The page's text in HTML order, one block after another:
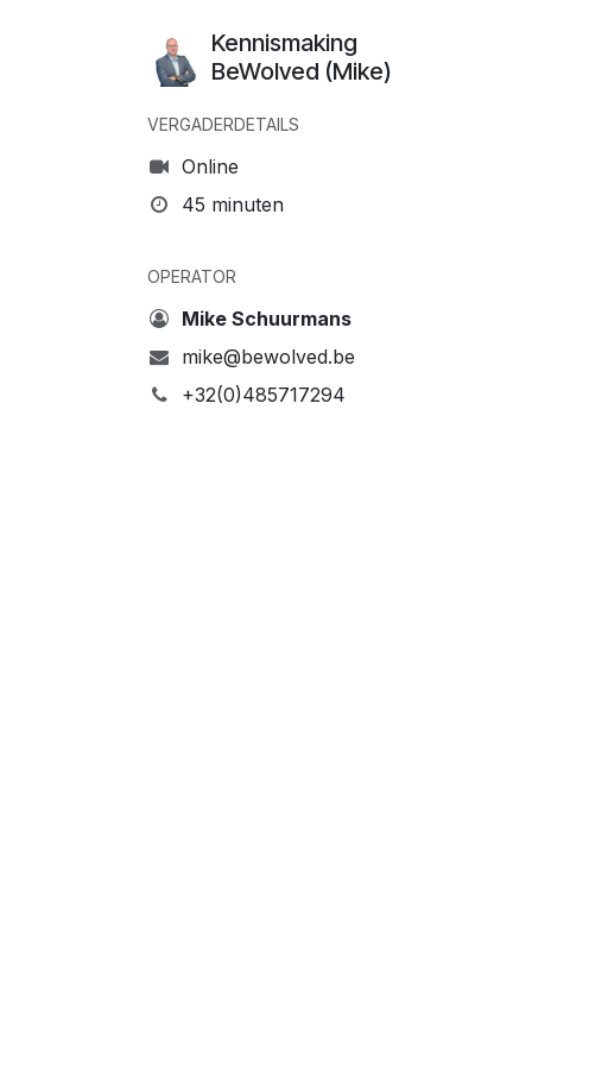
Kennismaking
BeWolved (Mike)
VERGADERDETAILS
Online
45 minuten
OPERATOR
Mike Schuurmans
mike@bewolved.be
+32(0)485717294